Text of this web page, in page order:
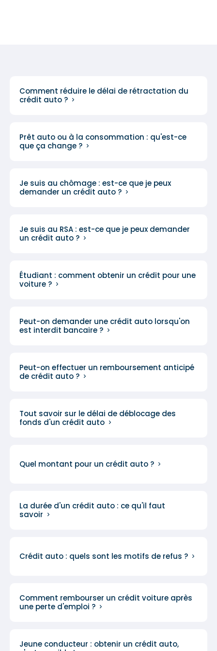
Comment réduire le délai de rétractation du
crédit auto ?
Prêt auto ou à la consommation : qu'est-ce
que ça change ?
Je suis au chômage : est-ce que je peux
demander un crédit auto ?
Je suis au RSA : est-ce que je peux demander
un crédit auto ?
Étudiant : comment obtenir un crédit pour une
voiture ?
Peut-on demander une crédit auto lorsqu'on
est interdit bancaire ?
Peut-on effectuer un remboursement anticipé
de crédit auto ?
Tout savoir sur le délai de déblocage des
fonds d'un crédit auto
Quel montant pour un crédit auto ?
La durée d'un crédit auto : ce qu'il faut
savoir
Crédit auto : quels sont les motifs de refus ?
Comment rembourser un crédit voiture après
une perte d'emploi ?
Jeune conducteur : obtenir un crédit auto,